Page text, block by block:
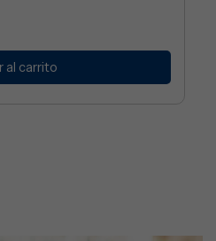
al carrito